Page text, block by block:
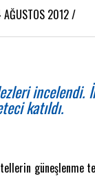
2012/
incelendi.
katıldı.
güneşlenme